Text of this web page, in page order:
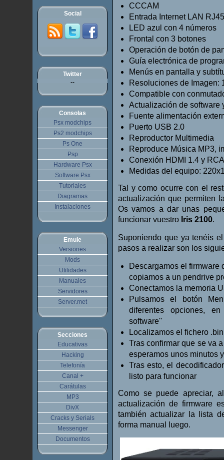
CCCAM
Entrada Internet LAN RJ45
LED azul con 4 números
Frontal con 3 botones
Operación de botón de
Guía electrónica de
Menús en pantalla y
Resoluciones de Imagen:
Compatible con
Actualización de software
Fuente alimentación
Puerto USB 2.0
Reproductor Multimedia
Reproduce Música MP3,
Conexión HDMI 1.4 y RCA
Medidas del equipo:
Tal y como ocurre con el
actualización que permiten
Os vamos a dar unas
funcionar vuestro Iris 2100.
Suponiendo que ya tenéis
pasos a realizar son los
Descargamos el firmware
copiamos a un pendrive
Conectamos la memoria
Pulsamos el botón
diferentes opciones, en
software''
Localizamos el fichero
Tras confirmar que se va
esperamos unos minutos
Tras esto, el
listo para funcionar
Como se puede apreciar,
actualización de firmware
también actualizar la lista
forma manual luego.
Social
Twitter
--
Consolas
Psx modchips
Ps2 modchips
Ps One
Psp
Hardware Psx
Software Psx
Tutoriales
Diagramas
Instalaciones
Emule
Versiones
Mods
Utilidades
Manuales
Servidores
Server.met
Secciones
Educativas
Hacking
Telefonía
Canal +
Carátulas
MP3
DivX
Cracks y Serials
Messenger
Documentos